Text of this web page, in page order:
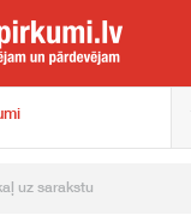
uz sarakstu